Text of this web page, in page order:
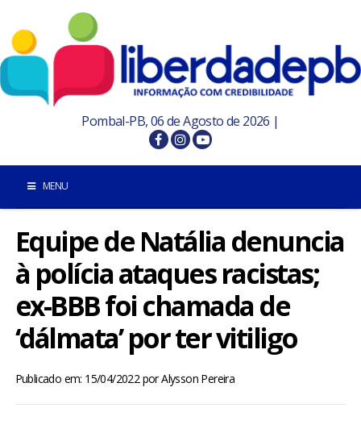
Pombal-PB, 06 de Agosto de 2026 |
MENU
POMBAL E REGIÃO
Equipe de Natália denuncia
à polícia ataques racistas;
ex-BBB foi chamada de
‘dálmata’ por ter vitiligo
Publicado em: 15/04/2022porAlysson Pereira